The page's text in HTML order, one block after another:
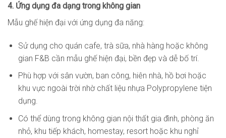
4. Ứng dụng đa dạng trong không gian
Mẫu ghế hiện đại với ứng dụng đa năng:
Sử dụng cho quán cafe, trà sữa, nhà hàng hoặc không
gian F&B cần mẫu ghế hiện đại, bền đẹp và dễ bố trí.
Phù hợp với sân vườn, ban công, hiên nhà, hồ bơi hoặc
khu vực ngoài trời nhờ chất liệu nhựa Polypropylene tiện
dụng.
Có thể dùng trong không gian nội thất gia đình, phòng ăn
nhỏ, khu tiếp khách, homestay, resort hoặc khu nghỉ